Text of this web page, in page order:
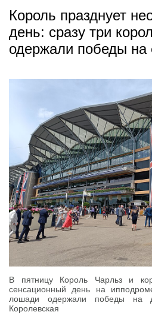
Король празднует
день: сразу три
одержали победы на
В пятницу Король Чарльз и
сенсационный день на
лошади одержали победы на
Королевская